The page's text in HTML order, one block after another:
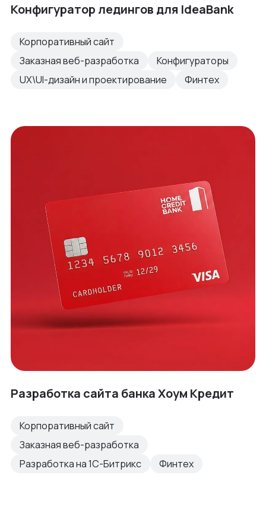
Конфигуратор ледингов для IdeaBank
Корпоративный сайт
Заказная веб-разработка
Конфигураторы
UX\UI-дизайн и проектирование
Финтех
Разработка сайта банка Хоум Кредит
Корпоративный сайт
Заказная веб-разработка
Разработка на 1С-Битрикс
Финтех